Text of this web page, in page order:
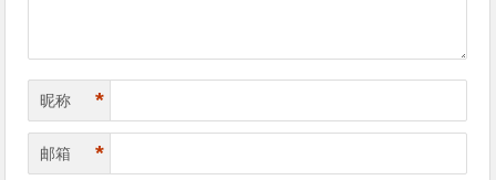
昵称 *
邮箱 *